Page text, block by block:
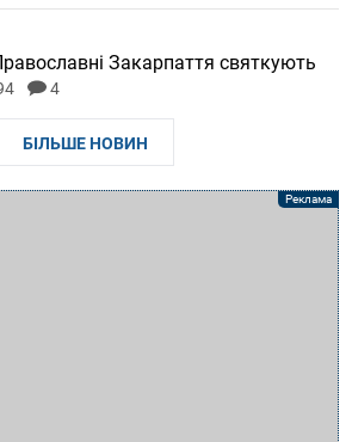
Закарпаття святкують
4
БІЛЬШЕ НОВИН